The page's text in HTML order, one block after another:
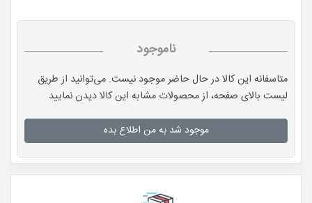
ناموجود
متاسفانه این کالا در حال حاضر موجود نیست. می‌توانید از طریق
لیست بالای صفحه، از محصولات مشابه این کالا دیدن نمایید
موجود شد به من اطلاع بده